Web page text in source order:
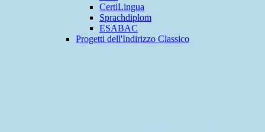
CertiLingua
Sprachdiplom
ESABAC
Progetti dell'Indirizzo Classico